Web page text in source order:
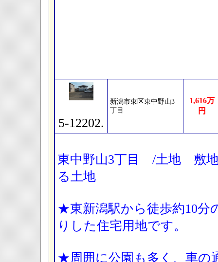
5-12202.
新潟市東区東中野山3
丁目
1,616万
円
東中野山3丁目 /土地 敷
る土地
★東新潟駅から徒歩約10分
りした住宅用地です。
★周囲に公園も多く、車の